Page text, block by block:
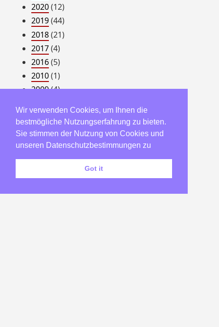
2020(12)
2019(44)
2018(21)
2017(4)
2016(5)
2010(1)
2009(4)
2007 (22)
2006(23)
2005(182)
2004(58)
Wir verwenden Cookies, um Ihnen die
bestmögliche Nutzungserfahrung zu bieten.
Sie stimmen der Nutzung von Cookies und
unseren Datenschutzbestimmungen zu
Got it